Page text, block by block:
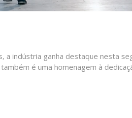
indústria ganha destaque nesta
é uma homenagem à